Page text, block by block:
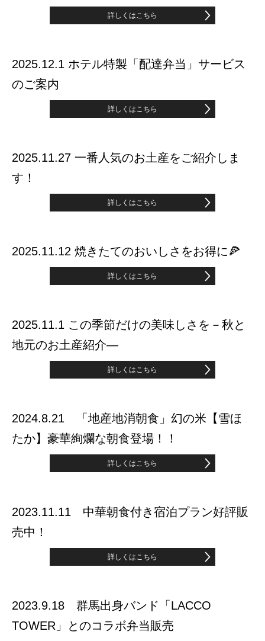
詳しくはこちら
2025.12.1 ホテル特製「配達弁当」サービス
のご案内
詳しくはこちら
2025.11.27 一番人気のお土産をご紹介しま
す！
詳しくはこちら
2025.11.12 焼きたてのおいしさをお得に🍕
詳しくはこちら
2025.11.1 この季節だけの美味しさを－秋と
地元のお土産紹介―
詳しくはこちら
2024.8.21 「地産地消朝食」幻の米【雪ほ
たか】豪華絢爛な朝食登場！！
詳しくはこちら
2023.11.11 中華朝食付き宿泊プラン好評販
売中！
詳しくはこちら
2023.9.18 群馬出身バンド「LACCO
TOWER」とのコラボ弁当販売